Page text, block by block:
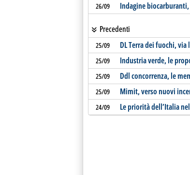
26/09 Indagine
Precedenti
25/09 DL Terra dei fuochi, via
25/09 Industria verde, le
25/09 Ddl concorrenza, le
25/09 Mimit, verso nuovi
24/09 Le priorità dell’Italia